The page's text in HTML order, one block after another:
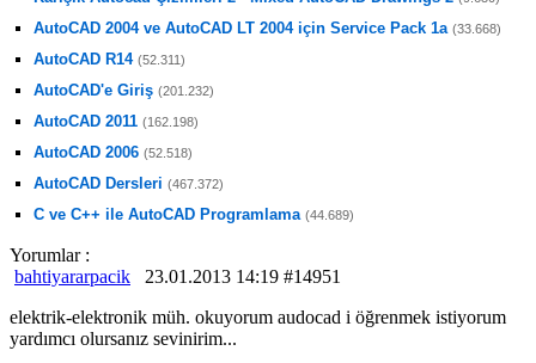
AutoCAD 2004 ve AutoCAD LT 2004 için Service Pack 1a (33.668)
AutoCAD R14 (52.311)
AutoCAD'e Giriş (201.232)
AutoCAD 2011 (162.198)
AutoCAD 2006 (52.518)
AutoCAD Dersleri (467.372)
C ve C++ ile AutoCAD Programlama (44.689)
Yorumlar :
bahtiyararpacik 23.01.2013 14:19 #14951
elektrik-elektronik müh. okuyorum audocad i öğrenmek istiyorum
yardımcı olursanız sevinirim...